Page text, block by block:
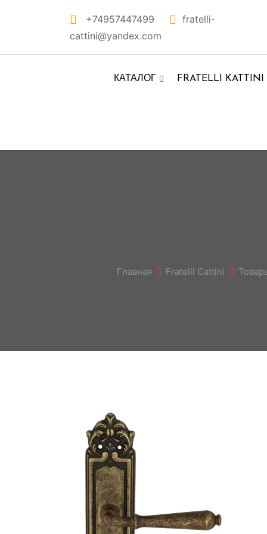
+74957447499
fratelli-
cattini@yandex.com
КАТАЛОГ FRATELLI KATTINI
Главная Fratelli Cattini